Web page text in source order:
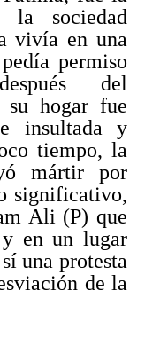
sociedad
vivía en una
permiso
del
su hogar fue
insultada y
tiempo, la
mártir por
significativo,
Ali (P) que
en un lugar
una protesta
de la